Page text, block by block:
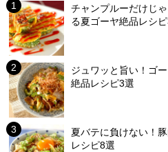
チャンプルーだけじ
る夏ゴーヤ絶品レシ
ジュワッと旨い！ゴ
絶品レシピ3選
夏バテに負けない！
レシピ8選